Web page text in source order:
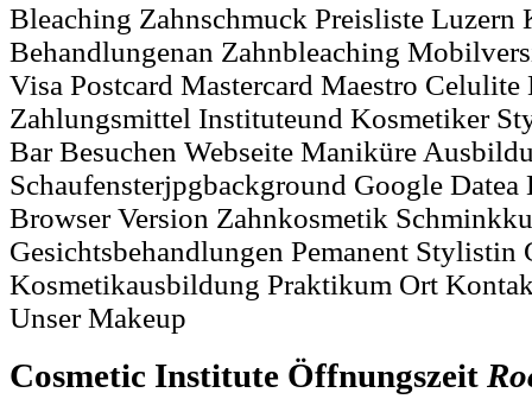
Bleaching Zahnschmuck Preisliste Luzern
Behandlungenan Zahnbleaching
Visa Postcard Mastercard Maestro
Zahlungsmittel Instituteund Kosmetiker
Bar Besuchen Webseite Maniküre
Schaufensterjpgbackground Google
Browser Version Zahnkosmetik
Gesichtsbehandlungen Pemanent Stylistin
Kosmetikausbildung Praktikum Ort
Unser Makeup
Cosmetic Institute Öffnungszeit